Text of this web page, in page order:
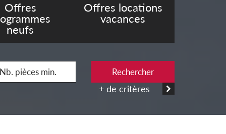
Offres
neufs
Offres locations
vacances
Rechercher
+ de critères